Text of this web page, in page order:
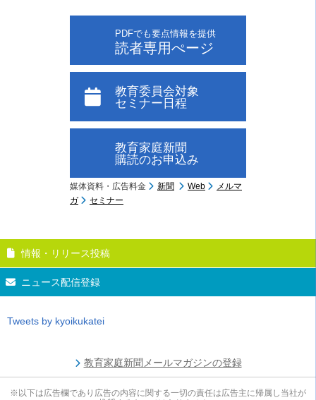
PDFでも要点情報を提供
読者専用ぺージ
教育委員会対象
セミナー日程
教育家庭新聞
購読のお申込み
媒体資料・広告料金 新聞 Web
メルマ
ガ
セミナー
情報・リリース投稿
ニュース配信登録
Tweets by kyoikukatei
教育家庭新聞メールマガジンの登録
※以下は広告欄であり広告の内容に関する一切の責任は広告主に帰属し当社が